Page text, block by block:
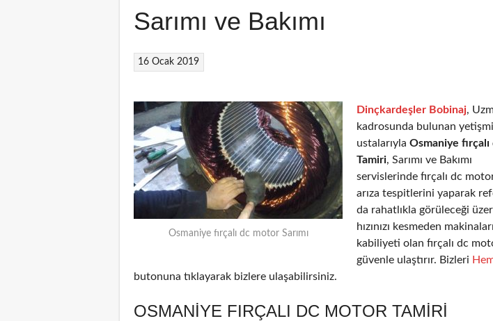
Sarımı ve Bakımı
16 Ocak 2019
Osmaniye fırçalı dc motor Sarımı
Dinçkardeşler Bobinaj,
kadrosunda bulunan
ustalarıyla Osmaniye
Tamiri, Sarımı ve Bakımı
servislerinde fırçalı dc
arıza tespitlerini yaparak
da rahatlıkla görüleceği
hızınızı kesmeden
kabiliyeti olan fırçalı dc
güvenle ulaştırır. Bizleri
butonuna tıklayarak bizlere ulaşabilirsiniz.
OSMANIYE FIRÇALI DC MOTOR TAMIRI